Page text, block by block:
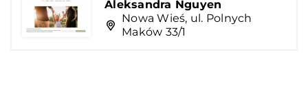
Aleksandra Nguyen
Nowa Wieś, ul. Polnych
Maków 33/1